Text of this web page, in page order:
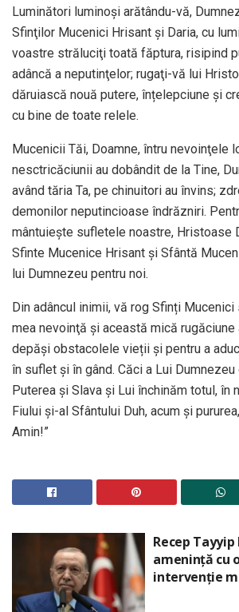
Luminători luminoşi arătându-vă,
Sfinţilor Muce­nici Hrisant şi Daria, cu
voastre străluciţi toată făptura, risipind
adâncă a neputinţelor; rugaţi-vă lui
dăruiască nouă putere, înțelepciune și
cu bine de toate relele.
Mucenicii Tăi, Doamne, întru nevoinţele
nesctricăciunii au dobândit de la Tine,
având tăria Ta, pe chinuitori au învins;
demonilor neputincioase îndrăzniri.
mântuieşte sufletele noastre, Hristoase
Sfinte Mucenice Hrisant și Sfântă
lui Dumnezeu pentru noi.
Din adâncul inimii, vă rog Sfinți
mea nevoinţă şi această mică rugăciune
depăși obstacolele vieții și pentru a
în suflet și în gând. Căci a Lui
Puterea şi Slava și Lui închinăm totul, în
Fiului și-al Sfântului Duh, acum și
Amin!”
Recep Tayyip
amenință cu
intervenție